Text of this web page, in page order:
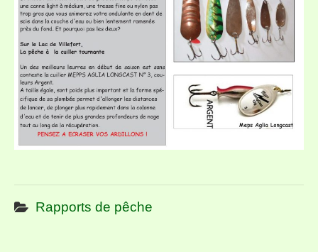
Rapports de pêche